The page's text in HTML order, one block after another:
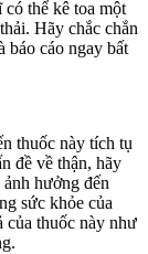
thể kê toa một
Hãy chắc chắn
báo cáo ngay bất
thuốc này tích tụ
đề về thận, hãy
hưởng đến
sức khỏe của
của thuốc này như